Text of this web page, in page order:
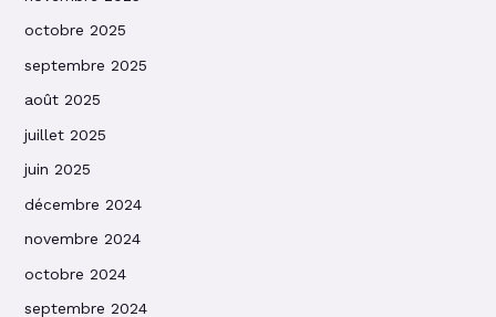
octobre 2025
septembre 2025
août 2025
juillet 2025
juin 2025
décembre 2024
novembre 2024
octobre 2024
septembre 2024